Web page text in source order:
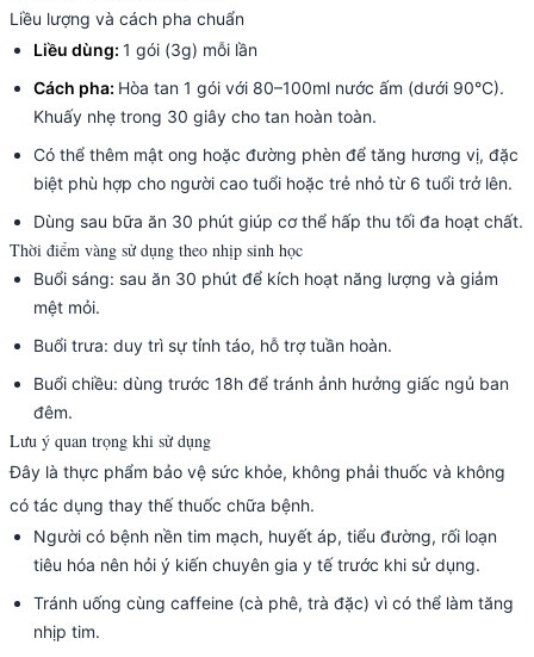
Liều lượng và cách pha chuẩn
Liều dùng: 1 gói (3g) mỗi lần
Cách pha: Hòa tan 1 gói với 80–100ml nước ấm (dưới 90°C).
Khuấy nhẹ trong 30 giây cho tan hoàn toàn.
Có thể thêm mật ong hoặc đường phèn để tăng hương vị, đặc
biệt phù hợp cho người cao tuổi hoặc trẻ nhỏ từ 6 tuổi trở lên.
Dùng sau bữa ăn 30 phút giúp cơ thể hấp thu tối đa hoạt chất.
Thời điểm vàng sử dụng theo nhịp sinh học
Buổi sáng: sau ăn 30 phút để kích hoạt năng lượng và giảm
mệt mỏi.
Buổi trưa: duy trì sự tỉnh táo, hỗ trợ tuần hoàn.
Buổi chiều: dùng trước 18h để tránh ảnh hưởng giấc ngủ ban
đêm.
Lưu ý quan trọng khi sử dụng
Đây là thực phẩm bảo vệ sức khỏe, không phải thuốc và không
có tác dụng thay thế thuốc chữa bệnh.
Người có bệnh nền tim mạch, huyết áp, tiểu đường, rối loạn
tiêu hóa nên hỏi ý kiến chuyên gia y tế trước khi sử dụng.
Tránh uống cùng caffeine (cà phê, trà đặc) vì có thể làm tăng
nhịp tim.